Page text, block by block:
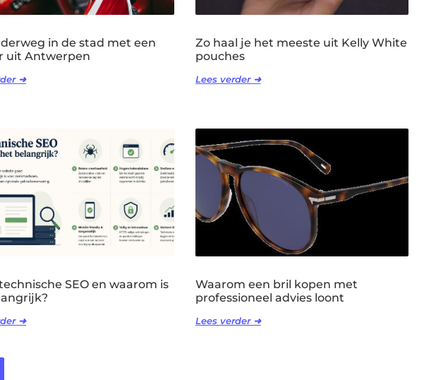
in de stad met een
uit Antwerpen
➜
Zo haal je het meeste uit Kelly White
pouches
Lees verder ➜
SEO en waarom is
➜
Waarom een bril kopen met
professioneel advies loont
Lees verder ➜